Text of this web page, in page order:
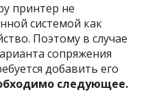
принтер не
системой как
Поэтому в случае
сопряжения
добавить его
следующее.